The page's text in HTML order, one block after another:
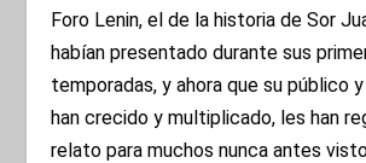
Foro Lenin, el de la historia de Sor
habían presentado durante sus
temporadas, y ahora que su público
han crecido y multiplicado, les han
relato para muchos nunca antes